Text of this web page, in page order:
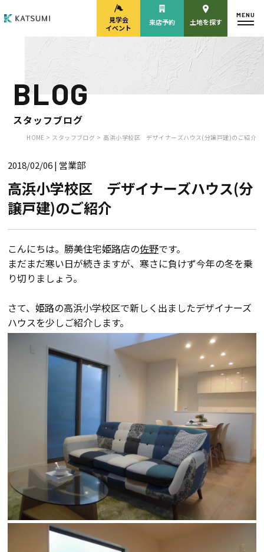
モデルハウス
来場予約
見学会・
来店予約
HOME
物件検索
会員登録
分譲モデルハウス
おすすめ分譲地
KATSUMIの標準仕様 和暮-なごみ-
素材とデザイン
耐震性能+制震性能
断熱・気密性能と快適性
見学会
イベント
来店予約 土地を探す
MENU
BLOG
スタッフブログ
HOME > スタッフブログ > 高浜小学校区 デザイナーズハウス(分譲戸建)のご紹介
2018/02/06| 営業部
高浜小学校区 デザイナーズハウス(分
譲戸建)のご紹介
こんにちは。勝美住宅姫路店の佐野です。
まだまだ寒い日が続きますが、寒さに負けず今年の冬を乗
り切りましょう。
さて、姫路の高浜小学校区で新しく出ましたデザイナーズ
ハウスを少しご紹介します。